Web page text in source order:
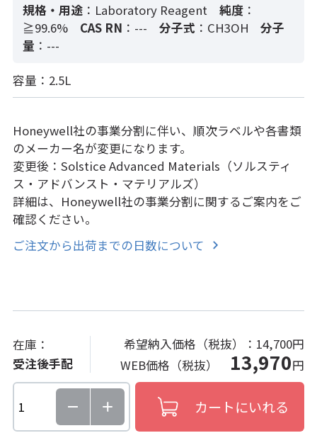
規格・用途 ：Laboratory Reagent 純度：
≧99.6%
CAS RN ：--- 分子式 ：CH3OH
分子
量 ：---
容量：2.5L
Honeywell社の事業分割に伴い、順次ラベルや各書類
のメーカー名が変更になります。
変更後：Solstice Advanced Materials（ソルスティ
ス・アドバンスト・マテリアルズ）
詳細は、Honeywell社の事業分割に関するご案内をご
確認ください。
ご注文から出荷までの日数について
在庫：
受注後手配
希望納入価格（税抜）： 14,700円
WEB価格（税抜） 13,970円